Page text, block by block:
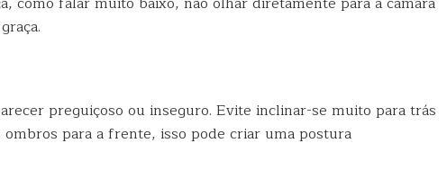
preguiçoso ou inseguro. Evite inclinar-se muito para trás
para a frente, isso pode criar uma postura